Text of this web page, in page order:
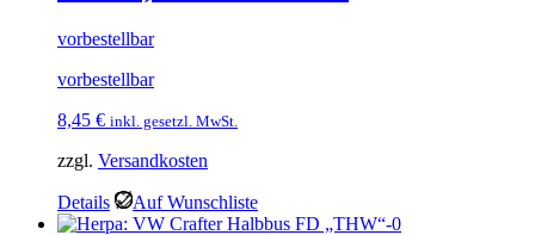
vorbestellbar
vorbestellbar
8,45 € inkl. gesetzl. MwSt.
zzgl. Versandkosten
Details Auf Wunschliste